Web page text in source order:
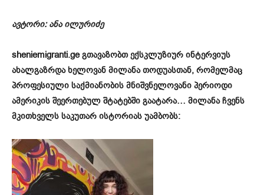
ავტორი: ანა ილურიძე
sheniemigranti.ge გთავაზობთ ექსკლუზიურ ინტერვიუს
ახალგაზრდა ხელოვან მილანა თოდუასთან, რომელმაც
პროფესიული საქმიანობის მნიშვნელოვანი პერიოდი
ამერიკის შეერთებულ შტატებში გაატარა… მილანა ჩვენს
მკითხველს საკუთარ ისტორიას უამბობს: